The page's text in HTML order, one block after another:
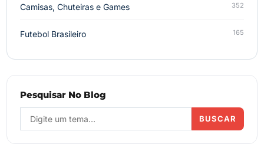
Camisas, Chuteiras e Games 352
Futebol Brasileiro 165
Pesquisar No Blog
BUSCAR